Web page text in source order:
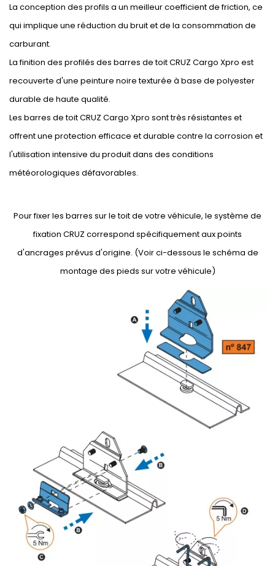
La conception des profils a un meilleur coefficient de friction, ce
qui implique une réduction du bruit et de la consommation de
carburant.
La finition des profilés des barres de toit CRUZ Cargo Xpro est
recouverte d'une peinture noire texturée à base de polyester
durable de haute qualité.
Les barres de toit CRUZ Cargo Xpro sont très résistantes et
offrent une protection efficace et durable contre la corrosion et
l'utilisation intensive du produit dans des conditions
météorologiques défavorables.
Pour fixer les barres sur le toit de votre véhicule, le système de
fixation CRUZ correspond spécifiquement aux points
d'ancrages prévus d'origine. (Voir ci-dessous le schéma de
montage des pieds sur votre véhicule)